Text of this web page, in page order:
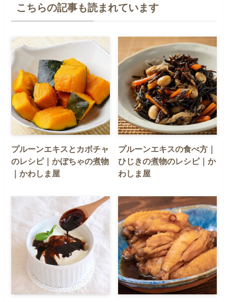
こちらの記事も読まれています
プルーンエキスとカボチャ
のレシピ｜かぼちゃの煮物
｜かわしま屋
プルーンエキスの食べ方｜
ひじきの煮物のレシピ｜か
わしま屋